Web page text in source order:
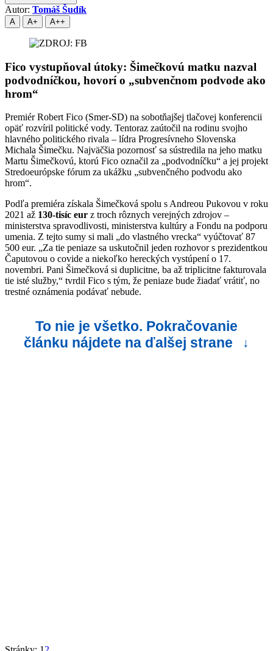
Autor: Tomáš Šudík
A A+ A++
Fico vystupňoval útoky: Šimečkovú matku nazval
podvodníčkou, hovorí o „subvenčnom podvode ako
hrom“
Premiér Robert Fico (Smer-SD) na sobotňajšej tlačovej konferencii
opäť rozvíril politické vody. Tentoraz zaútočil na rodinu svojho
hlavného politického rivala – lídra Progresívneho Slovenska
Michala Šimečku. Najväčšia pozornosť sa sústredila na jeho matku
Martu Šimečkovú, ktorú Fico označil za „podvodníčku“ a jej projekt
Stredoeurópske fórum za ukážku „subvenčného podvodu ako
hrom“.
Podľa premiéra získala Šimečková spolu s Andreou Pukovou v roku
2021 až 130-tisíc eur z troch rôznych verejných zdrojov –
ministerstva spravodlivosti, ministerstva kultúry a Fondu na podporu
umenia. Z tejto sumy si mali „do vlastného vrecka“ vyúčtovať 87
500 eur. „Za tie peniaze sa uskutočnil jeden rozhovor s prezidentkou
Čaputovou o covide a niekoľko hereckých vystúpení o 17.
novembri. Pani Šimečková si duplicitne, ba až triplicitne fakturovala
tie isté služby,“ tvrdil Fico s tým, že peniaze bude žiadať vrátiť, no
trestné oznámenia podávať nebude.
To nie je všetko. Pokračovanie
článku nájdete na ďalšej strane
↓